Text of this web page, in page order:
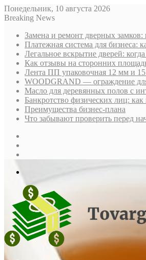
Понедельник, 10 августа 2026
Breaking News
Замена и ремонт дверных
Платежная система для бизнеса:
Легальное вскрытие дверей:
Как отзывы на сторонних
Лента ПП упаковочная 12 мм и
WOODGRAND — ограждение
Масло для деревянных полов с
Банкротство физических лиц:
Преимущества бизнес-плана
Что забывают проверить перед